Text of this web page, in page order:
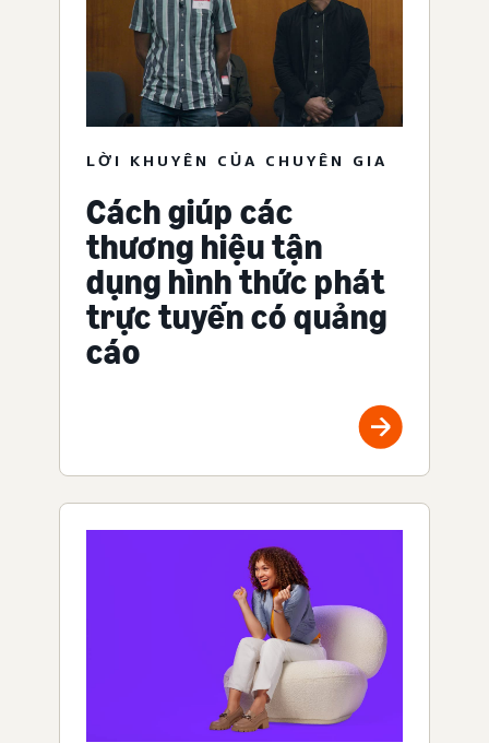
LỜI KHUYÊN CỦA CHUYÊN GIA
Cách giúp các
thương hiệu tận
dụng hình thức phát
trực tuyến có quảng
cáo